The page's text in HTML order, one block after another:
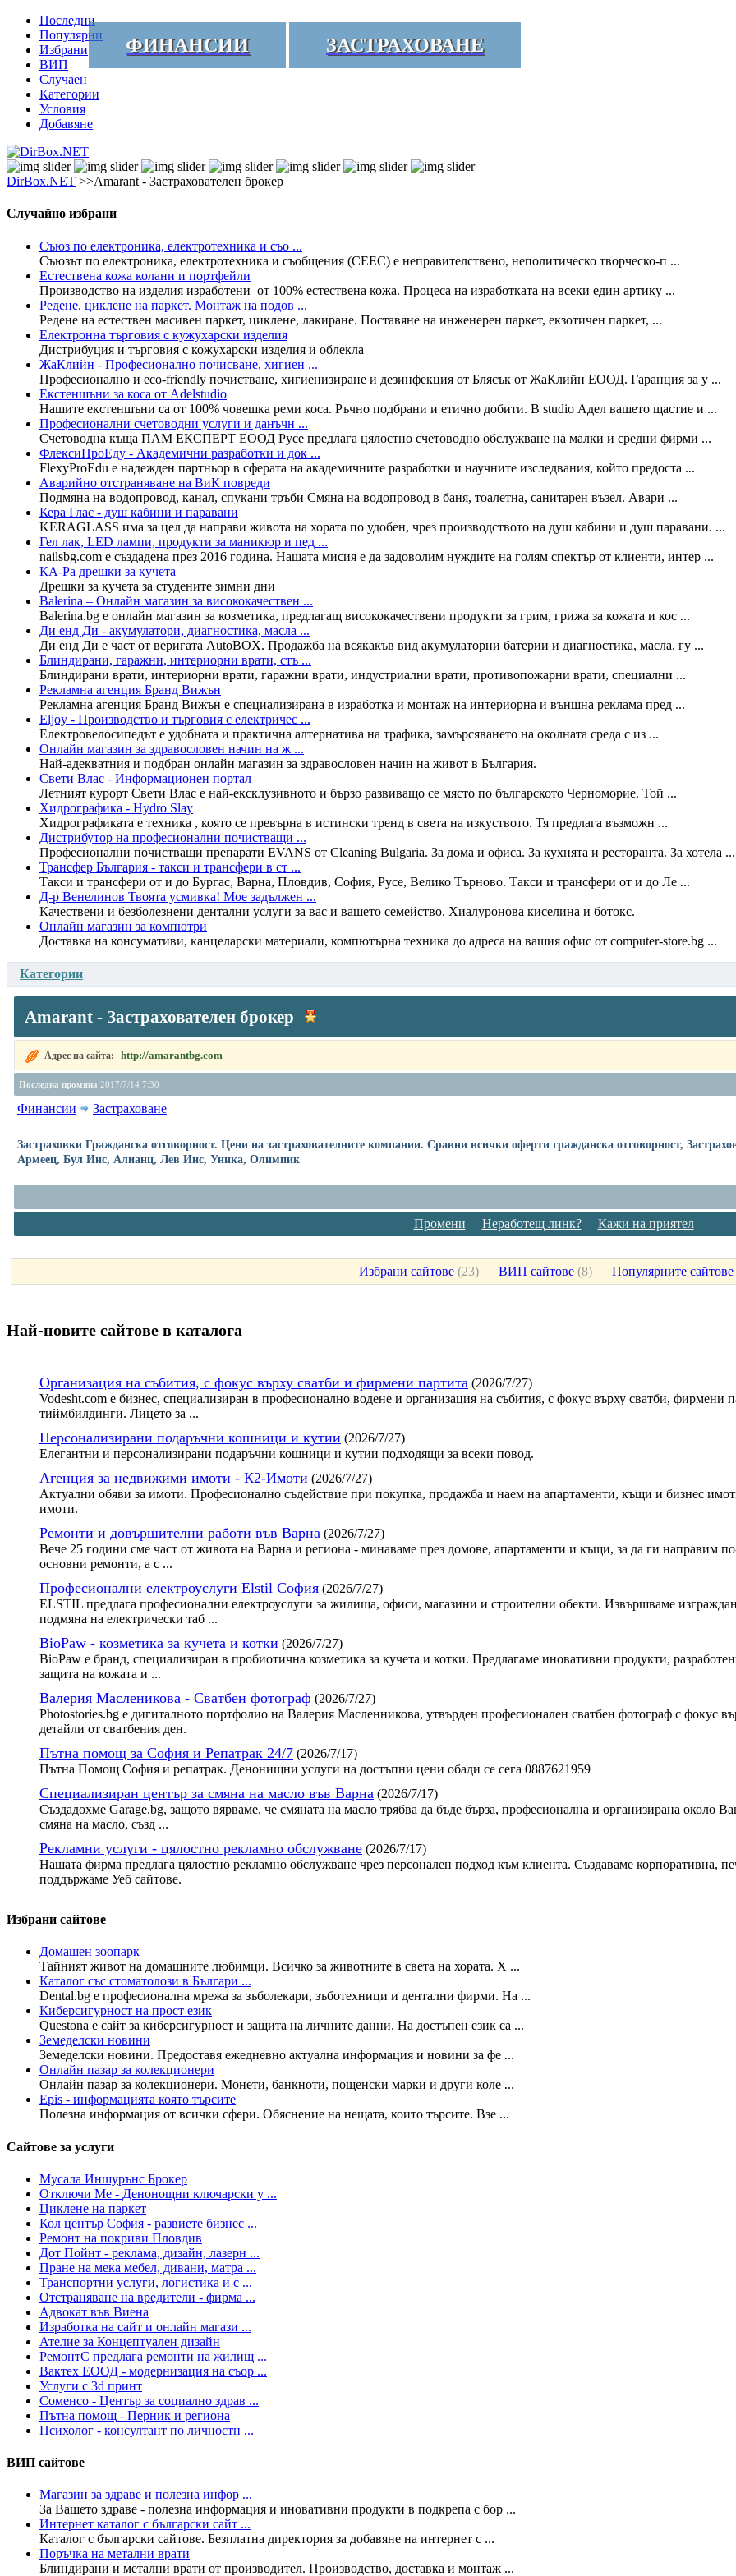
Последни
Популярни
Избрани
ВИП
Случаен
Категории
Условия
Добавяне
ФИНАНСИИ ЗАСТРАХОВАНЕ
DirBox.NET >>Amarant - Застрахователен брокер
Случайно избрани
Съюз по електроника, електротехника и съо ...
Съюзът по електроника, електротехника и съобщения (СЕЕС) е неправителствено, неполитическо творческо-п ...
Естествена кожа колани и портфейли
Производство на изделия изработени от 100% естествена кожа. Процеса на изработката на всеки един артику ...
Редене, циклене на паркет. Монтаж на подов ...
Редене на естествен масивен паркет, циклене, лакиране. Поставяне на инженерен паркет, екзотичен паркет, ...
Електронна търговия с кужухарски изделия
Дистрибуция и търговия с кожухарски изделия и облекла
ЖаКлийн - Професионално почисване, хигиен ...
Професионално и eco-friendly почистване, хигиенизиране и дезинфекция от Блясък от ЖаКлийн ЕООД. Гаранция за у ...
Екстеншъни за коса от Adelstudio
Нашите екстеншъни са от 100% човешка реми коса. Ръчно подбрани и етично добити. В studio Адел вашето щастие и ...
Професионални счетоводни услуги и данъчн ...
Счетоводна къща ПАМ ЕКСПЕРТ ЕООД Русе предлага цялостно счетоводно обслужване на малки и средни фирми ...
ФлексиПроЕду - Aкадемични разработки и док ...
FlexyProEdu е надежден партньор в сферата на академичните разработки и научните изследвания, който предоста ...
Аварийно отстраняване на ВиК повреди
Подмяна на водопровод, канал, спукани тръби Смяна на водопровод в баня, тоалетна, санитарен възел. Авари ...
Кера Глас - душ кабини и паравани
KERAGLASS има за цел да направи живота на хората по удобен, чрез производството на душ кабини и душ паравани. ...
Гел лак, LED лампи, продукти за маникюр и пед ...
nailsbg.com е създадена през 2016 година. Нашата мисия е да задоволим нуждите на голям спектър от клиенти, интер ...
КА-Ра дрешки за кучета
Дрешки за кучета за студените зимни дни
Balerina – Онлайн магазин за висококачествен ...
Balerina.bg е онлайн магазин за козметика, предлагащ висококачествени продукти за грим, грижа за кожата и кос ...
Ди енд Ди - акумулатори, диагностика, масла ...
Ди енд Ди е част от веригата AutoBOX. Продажба на всякакъв вид акумулаторни батерии и диагностика, масла, гу ...
Блиндирани, гаражни, интериорни врати, стъ ...
Блиндирани врати, интериорни врати, гаражни врати, индустриални врати, противопожарни врати, специални ...
Рекламна агенция Бранд Вижън
Рекламна агенция Бранд Вижън е специализирана в изработка и монтаж на интериорна и външна реклама пред ...
Eljoy - Производство и търговия с електричес ...
Електровелосипедът е удобната и практична алтернатива на трафика, замърсяването на околната среда с из ...
Онлайн магазин за здравословен начин на ж ...
Най-адекватния и подбран онлайн магазин за здравословен начин на живот в България.
Свети Влас - Информационен портал
Летният курорт Свети Влас е най-ексклузивното и бързо развиващо се място по българското Черноморие. Той ...
Хидрографика - Hydro Slay
Хидрографиката е техника , която се превърна в истински тренд в света на изкуството. Тя предлага възможн ...
Дистрибутор на професионални почистващи ...
Професионални почистващи препарати EVANS от Cleaning Bulgaria. За дома и офиса. За кухнята и ресторанта. За хотела ...
Трансфер България - такси и трансфери в ст ...
Такси и трансфери от и до Бургас, Варна, Пловдив, София, Русе, Велико Търново. Такси и трансфери от и до Ле ...
Д-р Венелинов Твоята усмивка! Мое задължен ...
Качествени и безболезнени дентални услуги за вас и вашето семейство. Хиалуронова киселина и ботокс.
Онлайн магазин за компютри
Доставка на консумативи, канцеларски материали, компютърна техника до адреса на вашия офис от computer-store.bg ...
Категории
Amarant - Застрахователен брокер
Адрес на сайта: http://amarantbg.com
Последна промяна 2017/7/14 7:30
Финансии Застраховане
Застраховки Гражданска отговорност. Цени на застрахователните компании. Сравни всички оферти гражданска отговорност,
Армеец, Бул Инс, Алианц, Лев Инс, Уника, Олимпик
Промени Неработещ линк? Кажи на приятел
Избрани сайтове(23) ВИП сайтове(8) Популярните сайтове
Най-новите сайтoве в каталога
Организация на събития, с фокус върху сватби и фирмени партита (2026/7/27)
Vodesht.com е бизнес, специализиран в професионално водене и организация на събития, с фокус върху сватби,
тиймбилдинги. Лицето за ...
Персонализирани подаръчни кошници и кутии (2026/7/27)
Елегантни и персонализирани подаръчни кошници и кутии подходящи за всеки повод.
Агенция за недвижими имоти - К2-Имоти (2026/7/27)
Актуални обяви за имоти. Професионално съдействие при покупка, продажба и наем на апартаменти, къщи и бизнес
имоти.
Ремонти и довършителни работи във Варна (2026/7/27)
Вече 25 години сме част от живота на Варна и региона - минаваме през домове, апартаменти и къщи, за да ги направим
основни ремонти, а с ...
Професионални електроуслуги Elstil София (2026/7/27)
ELSTIL предлага професионални електроуслуги за жилища, офиси, магазини и строителни обекти. Извършваме
подмяна на електрически таб ...
BioPaw - козметика за кучета и котки (2026/7/27)
BioPaw е бранд, специализиран в пробиотична козметика за кучета и котки. Предлагаме иновативни продукти,
защита на кожата и ...
Валерия Масленикова - Сватбен фотограф (2026/7/27)
Photostories.bg е дигиталното портфолио на Валерия Масленникова, утвърден професионален сватбен фотограф с фокус
детайли от сватбения ден.
Пътна помощ за София и Репатрак 24/7 (2026/7/17)
Пътна Помощ София и репатрак. Денонищни услуги на достъпни цени обади се сега 0887621959
Специализиран център за смяна на масло във Варна (2026/7/17)
Създадохме Garage.bg, защото вярваме, че смяната на масло трябва да бъде бърза, професионална и организирана около
смяна на масло, създ ...
Рекламни услуги - цялостно рекламно обслужване (2026/7/17)
Нашата фирма предлага цялостно рекламно обслужване чрез персонален подход към клиента. Създаваме корпоративна,
поддържаме Уеб сайтове.
Избрани сайтове
Домашен зоопарк
Тайният живот на домашните любимци. Всичко за животните в света на хората. Х ...
Каталог със стоматолози в Българи ...
Dental.bg е професионална мрежа за зъболекари, зъботехници и дентални фирми. На ...
Киберсигурност на прост език
Questona е сайт за киберсигурност и защита на личните данни. На достъпен език са ...
Земеделски новини
Земеделски новини. Предоставя ежедневно актуална информация и новини за фе ...
Онлайн пазар за колекционери
Онлайн пазар за колекционери. Монети, банкноти, пощенски марки и други коле ...
Epis - информацията която търсите
Полезна информация от всички сфери. Обяснение на нещата, които търсите. Взе ...
Сайтове за услуги
Мусала Иншурънс Брокер
Отключи Ме - Денонощни ключарски у ...
Циклене на паркет
Кол център София - развиете бизнес ...
Ремонт на покриви Пловдив
Дот Пойнт - реклама, дизайн, лазерн ...
Пране на мека мебел, дивани, матра ...
Транспортни услуги, логистика и с ...
Отстраняване на вредители - фирма ...
Адвокат във Виена
Изработка на сайт и онлайн магази ...
Ателие за Концептуален дизайн
РемонтС предлага ремонти на жилищ ...
Вактех ЕООД - модернизация на съор ...
Услуги с 3d принт
Соменсо - Център за социално здрав ...
Пътна помощ - Перник и региона
Психолог - консултант по личностн ...
ВИП сайтове
Магазин за здраве и полезна инфор ...
За Вашето здраве - полезна информация и иновативни продукти в подкрепа с бор ...
Интернет каталог с български сайт ...
Каталог с български сайтове. Безплатна директория за добавяне на интернет с ...
Поръчка на метални врати
Блиндирани и метални врати от производител. Производство, доставка и монтаж ...